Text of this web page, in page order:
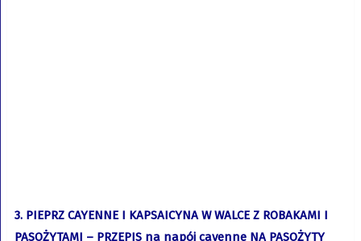
3. PIEPRZ CAYENNE I KAPSAICYNA W WALCE Z ROBAKAMI I
PASOŻYTAMI – PRZEPIS na napój cayenne NA PASOŻYTY